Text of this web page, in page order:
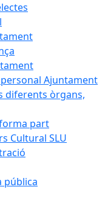
Ajuntament
diferents òrgans,
part
Cultural SLU
pública